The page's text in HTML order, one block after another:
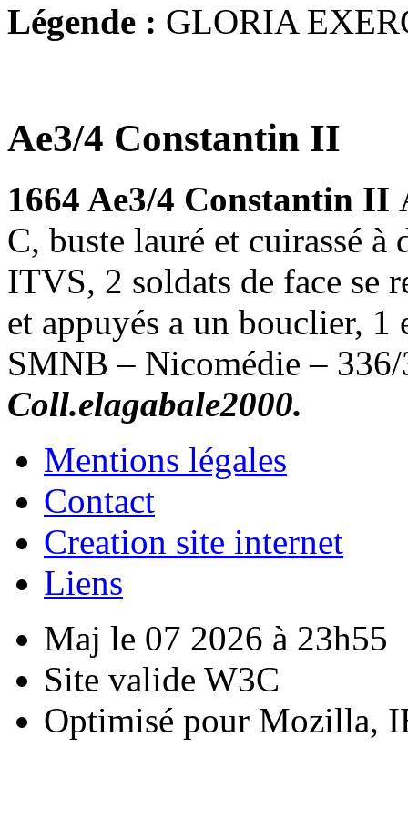
Légende : GLORIA
Ae3/4 Constantin II
1664 Ae3/4 Constantin II
C, buste lauré et cuirassé
ITVS, 2 soldats de face se
et appuyés a un bouclier,
SMNB – Nicomédie –
Coll.elagabale2000.
Mentions légales
Contact
Creation site internet
Liens
Maj le 07 2026 à 23h55
Site valide W3C
Optimisé pour Mozilla,